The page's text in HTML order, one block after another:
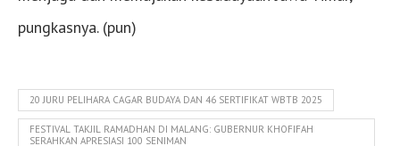
pungkasnya. (pun)
20 JURU PELIHARA CAGAR BUDAYA DAN 46 SERTIFIKAT WBTB 2025
FESTIVAL TAKJIL RAMADHAN DI MALANG: GUBERNUR KHOFIFAH
SERAHKAN APRESIASI 100 SENIMAN